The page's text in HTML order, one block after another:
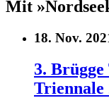
Mit
18. Nov.
3.
Triennale